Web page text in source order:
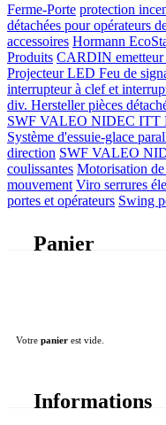
Ferme-Porte protection
détachées pour opérateurs
accessoires Hormann
Produits CARDIN emetteur
Projecteur LED Feu de
interrupteur à clef et
div. Herstellerpièces
SWF VALEO NIDEC ITT
Système d'essuie-glace
direction SWF VALEO
coulissantes Motorisation de
mouvement Viro serrures
portes et opérateurs Swing
Panier
Votre panier est vide.
Informations